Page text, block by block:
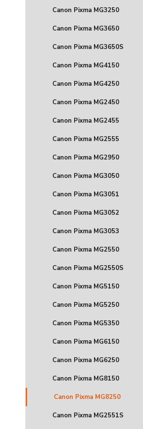
Canon Pixma MG3250
Canon Pixma MG3650
Canon Pixma MG3650S
Canon Pixma MG4150
Canon Pixma MG4250
Canon Pixma MG2450
Canon Pixma MG2455
Canon Pixma MG2555
Canon Pixma MG2950
Canon Pixma MG3050
Canon Pixma MG3051
Canon Pixma MG3052
Canon Pixma MG3053
Canon Pixma MG2550
Canon Pixma MG2550S
Canon Pixma MG5150
Canon Pixma MG5250
Canon Pixma MG5350
Canon Pixma MG6150
Canon Pixma MG6250
Canon Pixma MG8150
Canon Pixma MG8250
Canon Pixma MG2551S